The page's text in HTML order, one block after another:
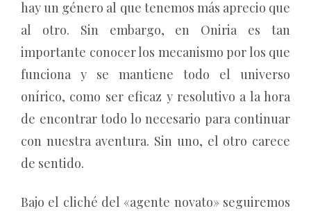
hay un género al que tenemos más aprecio que
al otro. Sin embargo, en Oniria es tan
importante conocer los mecanismo por los que
funciona y se mantiene todo el universo
onírico, como ser eficaz y resolutivo a la hora
de encontrar todo lo necesario para continuar
con nuestra aventura. Sin uno, el otro carece
de sentido.
Bajo el cliché del «agente novato» seguiremos